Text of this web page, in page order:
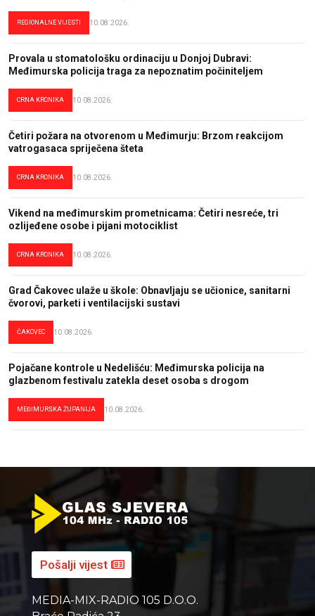
REGIONALNE VIJESTI 10.08.2026.
Provala u stomatološku ordinaciju u Donjoj Dubravi:
Međimurska policija traga za nepoznatim počiniteljem
CRNA KRONIKA 10.08.2026.
Četiri požara na otvorenom u Međimurju: Brzom reakcijom
vatrogasaca spriječena šteta
CRNA KRONIKA 10.08.2026.
Vikend na međimurskim prometnicama: Četiri nesreće, tri
ozlijeđene osobe i pijani motociklist
CRNA KRONIKA 10.08.2026.
Grad Čakovec ulaže u škole: Obnavljaju se učionice, sanitarni
čvorovi, parketi i ventilacijski sustavi
ČAKOVEC 10.08.2026.
Pojačane kontrole u Nedelišću: Međimurska policija na
glazbenom festivalu zatekla deset osoba s drogom
MEĐIMURSKA ŽUPANIJA 10.08.2026.
Pošalji vijest
MEDIA-MIX-RADIO 105 D.O.O.